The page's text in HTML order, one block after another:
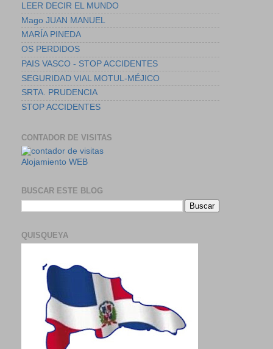
LEER DECIR EL MUNDO
Mago JUAN MANUEL
MARÍA PINEDA
OS PERDIDOS
PAIS VASCO - STOP ACCIDENTES
SEGURIDAD VIAL MOTUL-MÉJICO
SRTA. PRUDENCIA
STOP ACCIDENTES
CONTADOR DE VISITAS
Alojamiento WEB
BUSCAR ESTE BLOG
QUISQUEYA